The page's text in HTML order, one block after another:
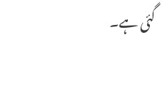
گئی ہے۔